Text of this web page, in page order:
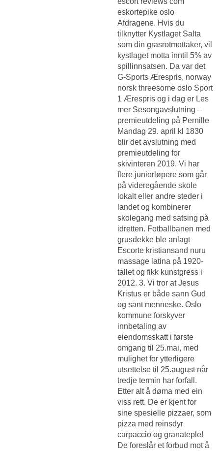
eskortepike oslo
Afdragene. Hvis du
tilknytter Kystlaget Salta
som din grasrotmottaker, vil
kystlaget motta inntil 5% av
spillinnsatsen. Da var det
G-Sports Ærespris, norway
norsk threesome oslo Sport
1 Ærespris og i dag er Les
mer Sesongavslutning –
premieutdeling på Pernille
Mandag 29. april kl 1830
blir det avslutning med
premieutdeling for
skivinteren 2019. Vi har
flere juniorløpere som går
på videregående skole
lokalt eller andre steder i
landet og kombinerer
skolegang med satsing på
idretten. Fotballbanen med
grusdekke ble anlagt
Escorte kristiansand nuru
massage latina på 1920-
tallet og fikk kunstgress i
2012. 3. Vi tror at Jesus
Kristus er både sann Gud
og sant menneske. Oslo
kommune forskyver
innbetaling av
eiendomsskatt i første
omgang til 25.mai, med
mulighet for ytterligere
utsettelse til 25.august når
tredje termin har forfall.
Etter alt å døma med ein
viss rett. De er kjent for
sine spesielle pizzaer, som
pizza med reinsdyr
carpaccio og granateple!
De foreslår et forbud mot å